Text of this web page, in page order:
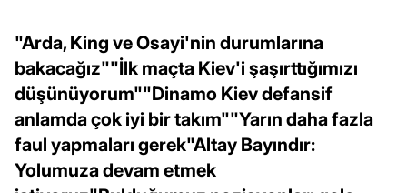
"Arda, King ve Osayi'nin durumlarına
bakacağız""İlk maçta Kiev'i şaşırttığımızı
düşünüyorum""Dinamo Kiev defansif
anlamda çok iyi bir takım""Yarın daha fazla
faul yapmaları gerek"Altay Bayındır:
Yolumuza devam etmek